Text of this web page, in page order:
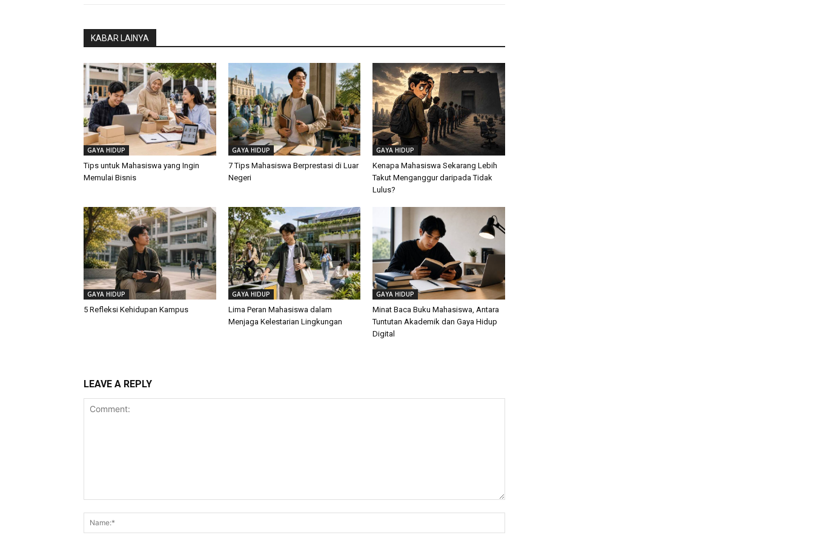
KABAR LAINYA
GAYA HIDUP
Tips untuk Mahasiswa yang Ingin
Memulai Bisnis
GAYA HIDUP
7 Tips Mahasiswa Berprestasi di Luar
Negeri
GAYA HIDUP
Kenapa Mahasiswa Sekarang Lebih
Takut Menganggur daripada Tidak
Lulus?
GAYA HIDUP
5 Refleksi Kehidupan Kampus
GAYA HIDUP
Lima Peran Mahasiswa dalam
Menjaga Kelestarian Lingkungan
GAYA HIDUP
Minat Baca Buku Mahasiswa, Antara
Tuntutan Akademik dan Gaya Hidup
Digital
LEAVE A REPLY